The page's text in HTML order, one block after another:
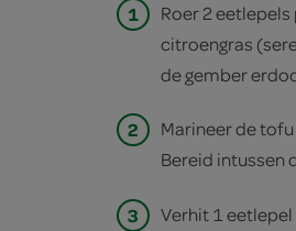
1
Roer 2
citroengras
de gember
2
Marineer de
Bereid intussen
3
Verhit 1 eetlepel